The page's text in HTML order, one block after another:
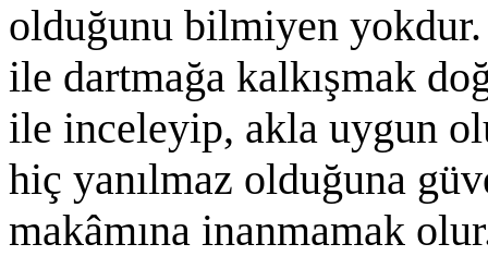
olduğunu bilmiyen
ile dartmağa kalkışmak
ile inceleyip, akla uygun
hiç yanılmaz olduğuna
makâmına inanmamak